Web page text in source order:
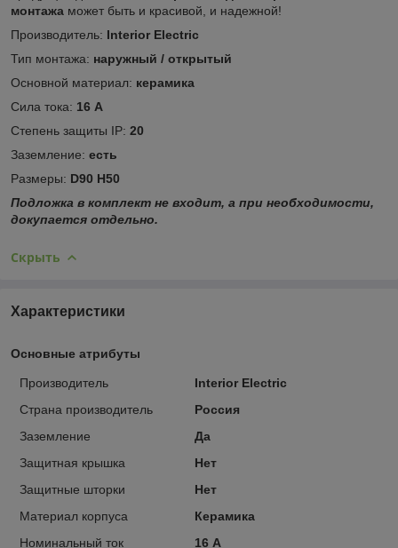
монтажа может быть и красивой, и надежной!
Производитель: Interior Electric
Тип монтажа: наружный / открытый
Основной материал: керамика
Сила тока: 16 А
Степень защиты IP: 20
Заземление: есть
Размеры: D90 Н50
Подложка в комплект не входит, а при необходимости,
докупается отдельно.
Скрыть
Характеристики
Основные атрибуты
Производитель
Interior Electric
Страна производитель
Россия
Заземление
Да
Защитная крышка
Нет
Защитные шторки
Нет
Материал корпуса
Керамика
Номинальный ток
16 А